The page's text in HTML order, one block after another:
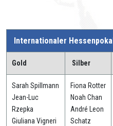
Internationaler Hessenpokal
Gold Silber
Sarah Spillmann
Jean-Luc
Rzepka
Giuliana Vigneri
Fiona Rotter
Noah Chan
André Leon
Schatz